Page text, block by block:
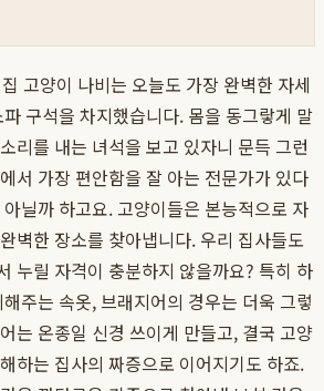
고양이 나비는 오늘도 가장 완벽한 자세
구석을 차지했습니다. 몸을 동그랗게 말
리를 내는 녀석을 보고 있자니 문득 그런
서 가장 편안함을 잘 아는 전문가가 있다
닐까 하고요. 고양이들은 본능적으로 자
벽한 장소를 찾아냅니다. 우리 집사들도
누릴 자격이 충분하지 않을까요? 특히 하
주는 속옷, 브래지어의 경우는 더욱 그렇
는 온종일 신경 쓰이게 만들고, 결국 고양
하는 집사의 짜증으로 이어지기도 하죠.